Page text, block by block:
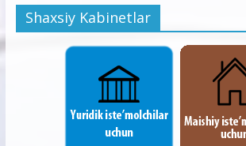
Shaxsiy Kabinetlar